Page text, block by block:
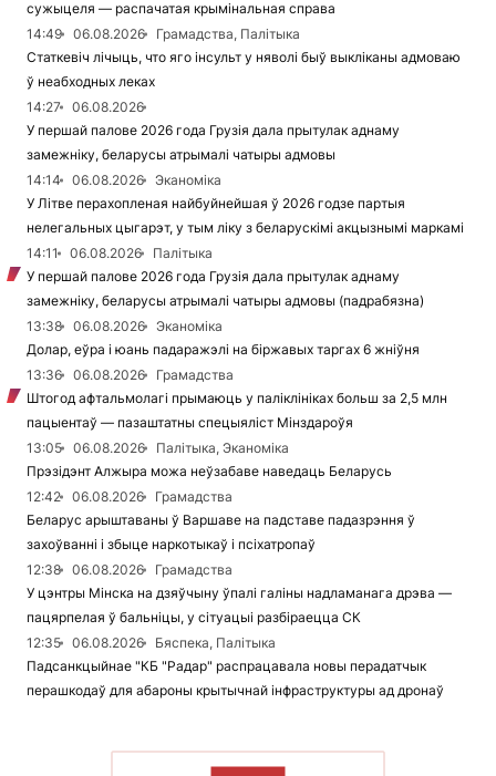
сужыцеля — распачатая крымінальная справа
14:49
06.08.2026
Грамадства, Палітыка
Статкевіч лічыць, что яго інсульт у няволі быў выкліканы адмоваю
ў неабходных леках
14:27
06.08.2026
У першай палове 2026 года Грузія дала прытулак аднаму
замежніку, беларусы атрымалі чатыры адмовы
14:14
06.08.2026
Эканоміка
У Літве перахопленая найбуйнейшая ў 2026 годзе партыя
нелегальных цыгарэт, у тым ліку з беларускімі акцызнымі маркамі
14:11
06.08.2026
Палітыка
У першай палове 2026 года Грузія дала прытулак аднаму
замежніку, беларусы атрымалі чатыры адмовы (падрабязна)
13:38
06.08.2026
Эканоміка
Долар, еўра і юань падаражэлі на біржавых таргах 6 жніўня
13:36
06.08.2026
Грамадства
Штогод афтальмолагі прымаюць у паліклініках больш за 2,5 млн
пацыентаў — пазаштатны спецыяліст Мінздароўя
13:05
06.08.2026
Палітыка, Эканоміка
Прэзідэнт Алжыра можа неўзабаве наведаць Беларусь
12:42
06.08.2026
Грамадства
Беларус арыштаваны ў Варшаве на падставе падазрэння ў
захоўванні і збыце наркотыкаў і псіхатропаў
12:38
06.08.2026
Грамадства
У цэнтры Мінска на дзяўчыну ўпалі галіны надламанага дрэва —
пацярпелая ў бальніцы, у сітуацыі разбіраецца СК
12:35
06.08.2026
Бяспека, Палітыка
Падсанкцыйнае "КБ "Радар" распрацавала новы перадатчык
перашкодаў для абароны крытычнай інфраструктуры ад дронаў